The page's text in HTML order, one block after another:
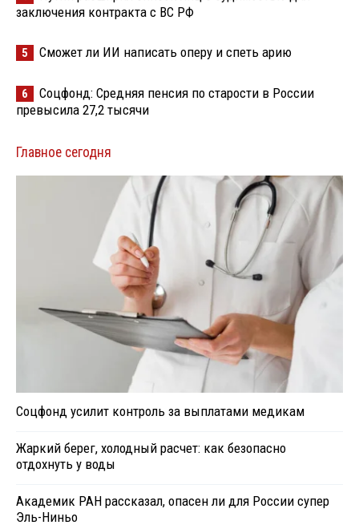
заключения контракта с ВС РФ
5 Сможет ли ИИ написать оперу и спеть арию
6
Соцфонд: Средняя пенсия по старости в России
превысила 27,2 тысячи
Главное сегодня
Соцфонд усилит контроль за выплатами медикам
Жаркий берег, холодный расчет: как безопасно
отдохнуть у воды
Академик РАН рассказал, опасен ли для России супер
Эль-Ниньо